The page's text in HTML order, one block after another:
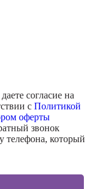
согласие на
с Политикой
оферты
звонок
телефона, который